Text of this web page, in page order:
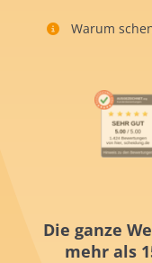
Warum
Die ganze
mehr als